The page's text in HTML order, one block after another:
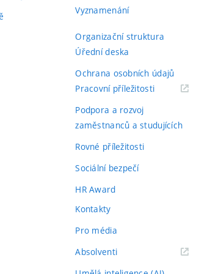
D.“).
k obhajobě bez jakýchkoli
případ, např. v případě optimální
dle kap. 5.4?
Vyznamenání
Organizační struktura
Úřední deska
Ochrana osobních údajů
Pracovní příležitosti(externí
Podpora a rozvoj
zaměstnanců a studujících
Rovné příležitosti
Sociální bezpečí
HR Award
Kontakty
Pro média
Absolventi(externí